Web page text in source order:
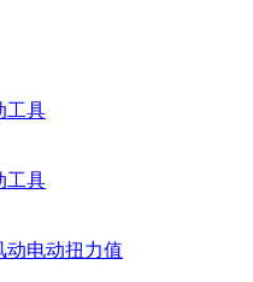
工具
工具
动电动扭力值